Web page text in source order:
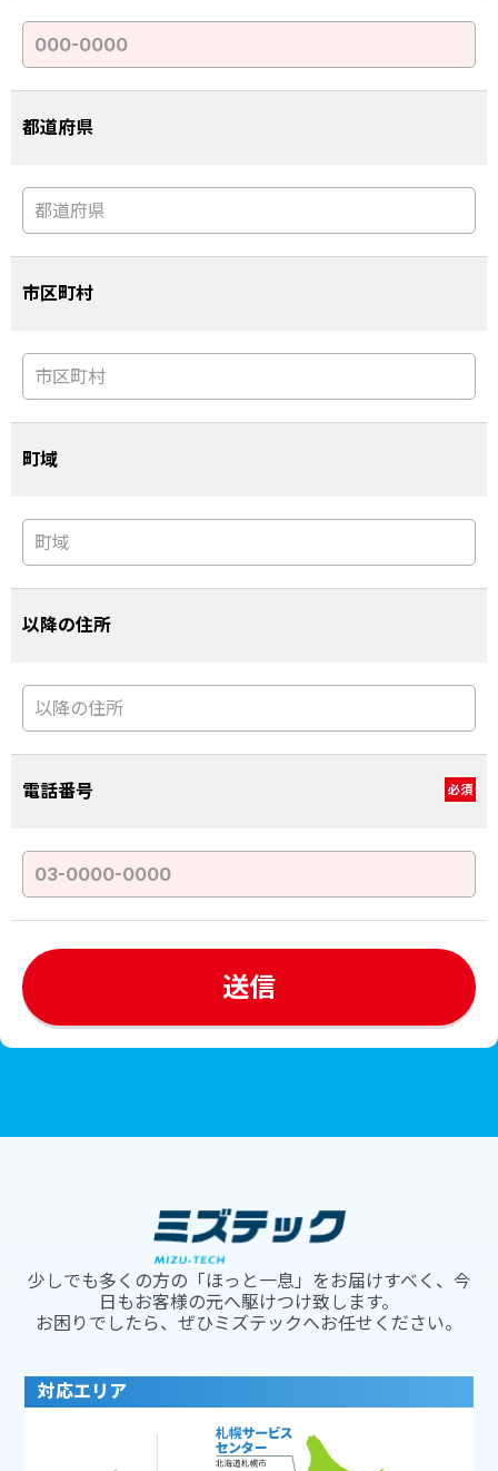
都道府県
市区町村
町域
以降の住所
電話番号 必須
少しでも多くの方の「ほっと一息」をお届けすべく、今
日もお客様の元へ駆けつけ致します。
お困りでしたら、ぜひミズテックへお任せください。
対応エリア